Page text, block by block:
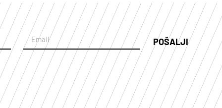
POŠALJI